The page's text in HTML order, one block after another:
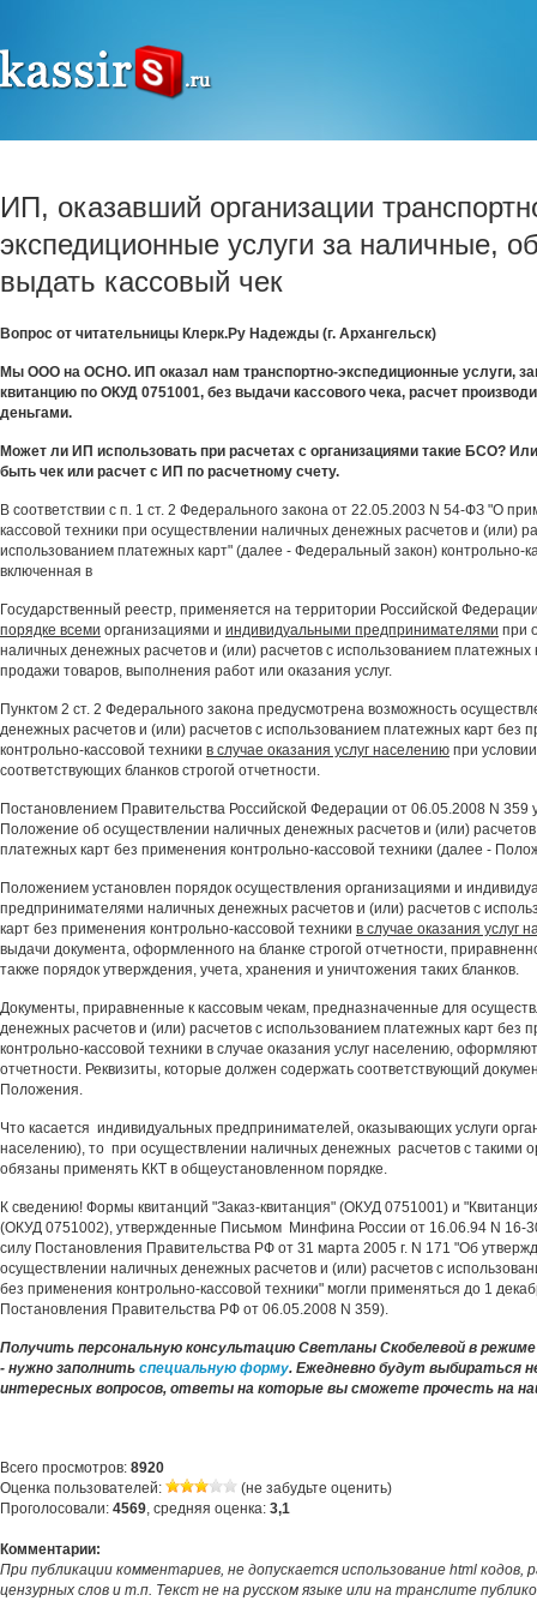
ИП, оказавший организации
экспедиционные услуги за наличные,
выдать кассовый чек
Вопрос от читательницы Клерк.Ру Надежды (г. Архангельск)
Мы ООО на ОСНО. ИП оказал нам транспортно-экспедиционные услуги,
квитанцию по ОКУД 0751001, без выдачи кассового чека, расчет
деньгами.
Может ли ИП использовать при расчетах с организациями такие БСО?
быть чек или расчет с ИП по расчетному счету.
В соответствии с п. 1 ст. 2 Федерального закона от 22.05.2003 N 54-ФЗ "О
кассовой техники при осуществлении наличных денежных расчетов и (или)
использованием платежных карт" (далее - Федеральный закон) контрольно-
включенная в
Государственный реестр, применяется на территории Российской
порядке всеми организациями и индивидуальными предпринимателями при
наличных денежных расчетов и (или) расчетов с использованием платежных
продажи товаров, выполнения работ или оказания услуг.
Пунктом 2 ст. 2 Федерального закона предусмотрена возможность
денежных расчетов и (или) расчетов с использованием платежных карт без
контрольно-кассовой техники в случае оказания услуг населению при
соответствующих бланков строгой отчетности.
Постановлением Правительства Российской Федерации от 06.05.2008 N 359
Положение об осуществлении наличных денежных расчетов и (или)
платежных карт без применения контрольно-кассовой техники (далее -
Положением установлен порядок осуществления организациями и
предпринимателями наличных денежных расчетов и (или) расчетов с
карт без применения контрольно-кассовой техники в случае оказания услуг
выдачи документа, оформленного на бланке строгой отчетности,
также порядок утверждения, учета, хранения и уничтожения таких бланков.
Документы, приравненные к кассовым чекам, предназначенные для
денежных расчетов и (или) расчетов с использованием платежных карт без
контрольно-кассовой техники в случае оказания услуг населению,
отчетности. Реквизиты, которые должен содержать соответствующий
Положения.
Что касается индивидуальных предпринимателей, оказывающих услуги
населению), то при осуществлении наличных денежных расчетов с такими
обязаны применять ККТ в общеустановленном порядке.
К сведению! Формы квитанций "Заказ-квитанция" (ОКУД 0751001) и
(ОКУД 0751002), утвержденные Письмом Минфина России от 16.06.94 N 16-
силу Постановления Правительства РФ от 31 марта 2005 г. N 171 "Об
осуществлении наличных денежных расчетов и (или) расчетов с
без применения контрольно-кассовой техники" могли применяться до 1
Постановления Правительства РФ от 06.05.2008 N 359).
Получить персональную консультацию Светланы Скобелевой в режиме
- нужно заполнить специальную форму. Ежедневно будут выбираться
интересных вопросов, ответы на которые вы сможете прочесть на
Всего просмотров: 8920
Оценка пользователей:
(не забудьте оценить)
Проголосовали: 4569, средняя оценка: 3,1
Комментарии:
При публикации комментариев, не допускается использование html кодов,
цензурных слов и т.п. Текст не на русском языке или на транслите